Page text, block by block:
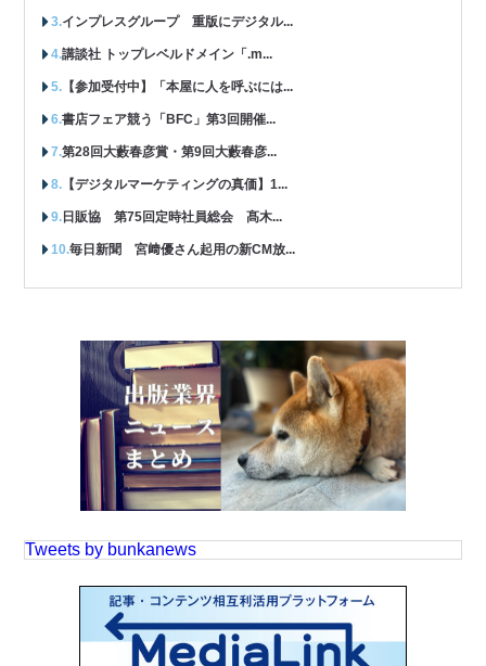
インプレスグループ 重版にデジタル...
講談社 トップレベルドメイン「.m...
【参加受付中】「本屋に人を呼ぶには...
書店フェア競う「BFC」第3回開催...
第28回大藪春彦賞・第9回大藪春彦...
【デジタルマーケティングの真価】1...
日販協 第75回定時社員総会 髙木...
毎日新聞 宮﨑優さん起用の新CM放...
Tweets by bunkanews